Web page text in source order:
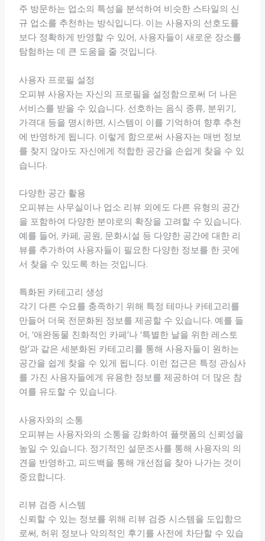
주 방문하는 업소의 특성을 분석하여 비슷한 스타일의 신
규 업소를 추천하는 방식입니다. 이는 사용자의 선호도를
보다 정확하게 반영할 수 있어, 사용자들이 새로운 장소를
탐험하는 데 큰 도움을 줄 것입니다.
사용자 프로필 설정
오피뷰 사용자는 자신의 프로필을 설정함으로써 더 나은
서비스를 받을 수 있습니다. 선호하는 음식 종류, 분위기,
가격대 등을 명시하면, 시스템이 이를 기억하여 향후 추천
에 반영하게 됩니다. 이렇게 함으로써 사용자는 매번 정보
를 찾지 않아도 자신에게 적합한 공간을 손쉽게 찾을 수 있
습니다.
다양한 공간 활용
오피뷰는 사무실이나 업소 리뷰 외에도 다른 유형의 공간
을 포함하여 다양한 분야로의 확장을 고려할 수 있습니다.
예를 들어, 카페, 공원, 문화시설 등 다양한 공간에 대한 리
뷰를 추가하여 사용자들이 필요한 다양한 정보를 한 곳에
서 찾을 수 있도록 하는 것입니다.
특화된 카테고리 생성
각기 다른 수요를 충족하기 위해 특정 테마나 카테고리를
만들어 더욱 전문화된 정보를 제공할 수 있습니다. 예를 들
어, ‘애완동물 친화적인 카페’나 ‘특별한 날을 위한 레스토
랑’과 같은 세분화된 카테고리를 통해 사용자들이 원하는
공간을 쉽게 찾을 수 있게 됩니다. 이런 접근은 특정 관심사
를 가진 사용자들에게 유용한 정보를 제공하여 더 많은 참
여를 유도할 수 있습니다.
사용자와의 소통
오피뷰는 사용자와의 소통을 강화하여 플랫폼의 신뢰성을
높일 수 있습니다. 정기적인 설문조사를 통해 사용자의 의
견을 반영하고, 피드백을 통해 개선점을 찾아 나가는 것이
중요합니다.
리뷰 검증 시스템
신뢰할 수 있는 정보를 위해 리뷰 검증 시스템을 도입함으
로써, 허위 정보나 악의적인 후기를 사전에 차단할 수 있습